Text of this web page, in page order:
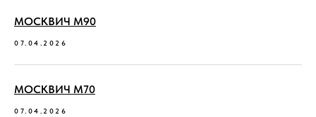
МОСКВИЧ М90
07.04.2026
МОСКВИЧ М70
07.04.2026